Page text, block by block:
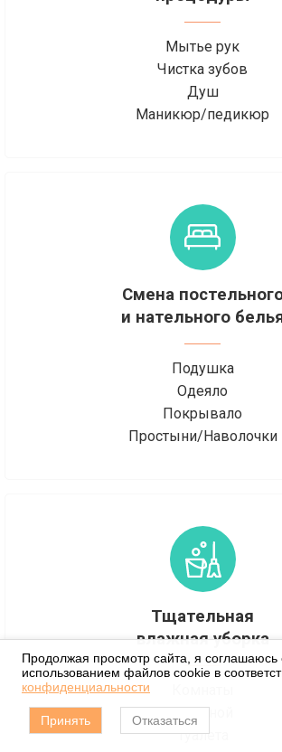
Мытье рук
Чистка зубов
Душ
Маникюр/педикюр
Смена
и нательного
Подушка
Одеяло
Покрывало
Простыни/Наволочки
Тщательная
влажная уборка
Гостиной
Туалета
Продолжая просмотр сайта, я соглашаюсь
использованием файлов cookie в
конфиденциальности
Принять Отказаться